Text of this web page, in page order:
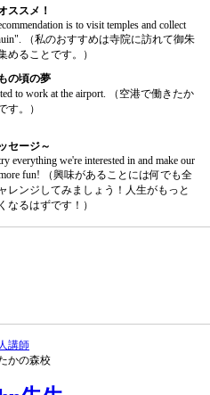
ススメ！
is to visit temples and collect
（私のおすすめは寺院に訪れて御朱
めることです。）
の頃の夢
to work at the airport. （空港で働きたか
す。）
セージ～
everything we're interested in and make our
fun! （興味があることには何でも全
レンジしてみましょう！人生がもっと
なるはずです！）
講師
かの森校